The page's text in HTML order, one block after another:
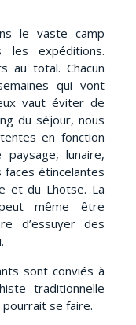
le vaste camp
les expéditions.
au total. Chacun
qui vont
vaut éviter de
du séjour, nous
en fonction
lunaire,
étincelantes
et du Lhotse. La
même être
d’essuyer des
sont conviés à
traditionnelle
pourrait se faire.